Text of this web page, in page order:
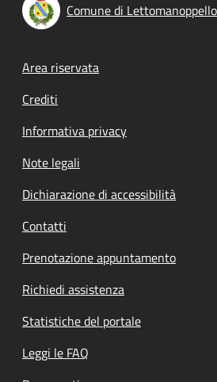
Comune di Lettomanoppello
Footer menu
Area riservata
Crediti
Informativa privacy
Note legali
Dichiarazione di accessibilità
Contatti
Prenotazione appuntamento
Richiedi assistenza
Statistiche del portale
Leggi le FAQ